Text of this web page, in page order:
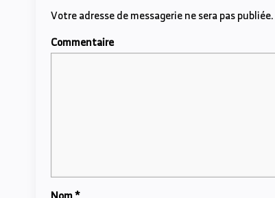
Votre adresse de messagerie ne sera pas publiée.
Commentaire